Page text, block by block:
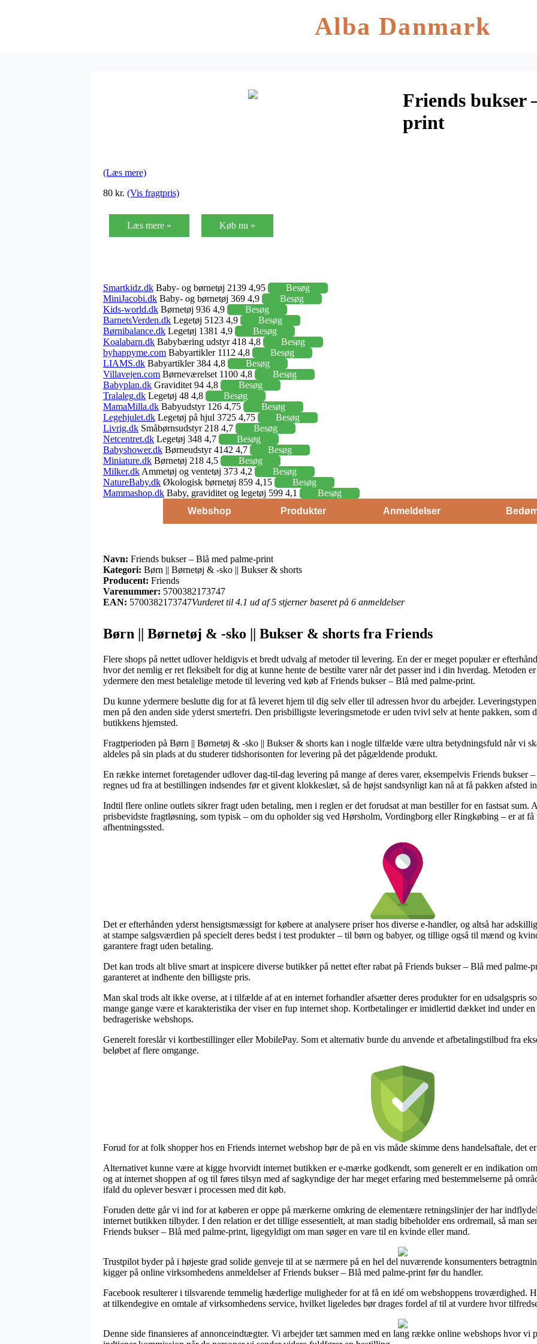
Alba Danmark
Friends bukser
print
(Læs mere)
80 kr. (Vis fragtpris)
Læs mere » Køb nu »
Smartkidz.dk Baby- og børnetøj 2139 4,95
Besøg
MiniJacobi.dk Baby- og børnetøj 369 4,9
Besøg
Kids-world.dk Børnetøj 936 4,9
Besøg
BarnetsVerden.dk Legetøj 5123 4,9
Besøg
Børnibalance.dk Legetøj 1381 4,9
Besøg
Koalabarn.dk Babybæring udstyr 418 4,8
Besøg
byhappyme.com Babyartikler 1112 4,8
Besøg
LIAMS.dk Babyartikler 384 4,8
Besøg
Villavejen.com Børneværelset 1100 4,8
Besøg
Babyplan.dk Graviditet 94 4,8
Besøg
Tralaleg.dk Legetøj 48 4,8
Besøg
MamaMilla.dk Babyudstyr 126 4,75
Besøg
Legehjulet.dk Legetøj på hjul 3725 4,75
Besøg
Livrig.dk Småbørnsudstyr 218 4,7
Besøg
Netcentret.dk Legetøj 348 4,7
Besøg
Babyshower.dk Børneudstyr 4142 4,7
Besøg
Miniature.dk Børnetøj 218 4,5
Besøg
Milker.dk Ammetøj og ventetøj 373 4,2
Besøg
NatureBaby.dk Økologisk børnetøj 859 4,15
Besøg
Mammashop.dk Baby, graviditet og legetøj 599 4,1
Besøg
Webshop
Produkter Anmeldelser
Navn: Friends bukser – Blå med palme-print
Kategori: Børn || Børnetøj & -sko || Bukser & shorts
Producent: Friends
Varenummer: 5700382173747
EAN: 5700382173747Vurderet til 4.1 ud af 5 stjerner baseret på 6 anmeldelser
Børn || Børnetøj & -sko || Bukser & shorts fra Friends
Flere shops på nettet udlover heldigvis et bredt udvalg af metoder til levering. En der er meget populær er
hvor det nemlig er ret fleksibelt for dig at kunne hente de bestilte varer når det passer ind i din hverdag. Metoden
ydermere den mest betalelige metode til levering ved køb af Friends bukser – Blå med palme-print.
Du kunne ydermere beslutte dig for at få leveret hjem til dig selv eller til adressen hvor du arbejder.
men på den anden side yderst smertefri. Den prisbilligste leveringsmetode er uden tvivl selv at hente pakken, som
butikkens hjemsted.
Fragtperioden på Børn || Børnetøj & -sko || Bukser & shorts kan i nogle tilfælde være ultra betydningsfuld når vi
aldeles på sin plads at du studerer tidshorisonten for levering på det pågældende produkt.
En række internet foretagender udlover dag-til-dag levering på mange af deres varer, eksempelvis Friends bukser
regnes ud fra at bestillingen indsendes før et givent klokkeslæt, så de højst sandsynligt kan nå at få pakken afsted
Indtil flere online outlets sikrer fragt uden betaling, men i reglen er det forudsat at man bestiller for en fastsat sum.
prisbevidste fragtløsning, som typisk – om du opholder sig ved Hørsholm, Vordingborg eller Ringkøbing – er at
afhentningssted.
Det er efterhånden yderst hensigtsmæssigt for købere at analysere priser hos diverse e-handler, og altså har
at stampe salgsværdien på specielt deres bedst i test produkter – til børn og babyer, og tillige også til mænd og
garantere fragt uden betaling.
Det kan trods alt blive smart at inspicere diverse butikker på nettet efter rabat på Friends bukser – Blå med palme-
garanteret at indhente den billigste pris.
Man skal trods alt ikke overse, at i tilfælde af at en internet forhandler afsætter deres produkter for en udsalgspris
mange gange være et karakteristika der viser en fup internet shop. Kortbetalinger er imidlertid dækket ind under
bedrageriske webshops.
Generelt foreslår vi kortbestillinger eller MobilePay. Som et alternativ burde du anvende et afbetalingstilbud fra
beløbet af flere omgange.
Forud for at folk shopper hos en Friends internet webshop bør de på en vis måde skimme dens handelsaftale, det
Alternativet kunne være at kigge hvorvidt internet butikken er e-mærke godkendt, som generelt er en indikation
og at internet shoppen af og til føres tilsyn med af sagkyndige der har meget erfaring med bestemmelserne på
ifald du oplever besvær i processen med dit køb.
Foruden dette går vi ind for at køberen er oppe på mærkerne omkring de elementære retningslinjer der har
internet butikken tilbyder. I den relation er det tillige essesentielt, at man stadig bibeholder ens ordremail, så man
Friends bukser – Blå med palme-print, ligegyldigt om man søger en vare til en kvinde eller mand.
Trustpilot byder på i højeste grad solide genveje til at se nærmere på en hel del nuværende konsumenters
kigger på online virksomhedens anmeldelser af Friends bukser – Blå med palme-print før du handler.
Facebook resulterer i tilsvarende temmelig hæderlige muligheder for at få en idé om webshoppens troværdighed.
at tilkendegive en omtale af virksomhedens service, hvilket ligeledes bør drages fordel af til at vurdere hvor
Denne side finansieres af annonceindtægter. Vi arbejder tæt sammen med en lang række online webshops hvor vi